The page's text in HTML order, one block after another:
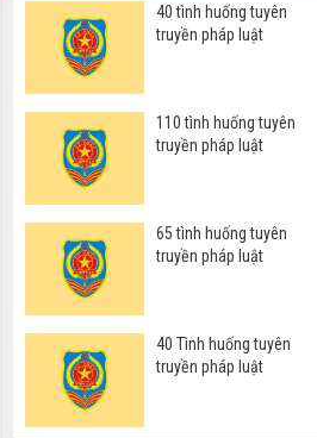
40 tình huống tuyên
truyền pháp luật
110 tình huống tuyên
truyền pháp luật
65 tình huống tuyên
truyền pháp luật
40 Tình huống tuyên
truyền pháp luật